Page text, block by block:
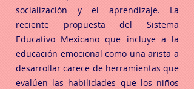
socialización y el aprendizaje. La
reciente propuesta del Sistema
Educativo Mexicano que incluye a la
educación emocional como una arista a
desarrollar carece de herramientas que
evalúen las habilidades que los niños